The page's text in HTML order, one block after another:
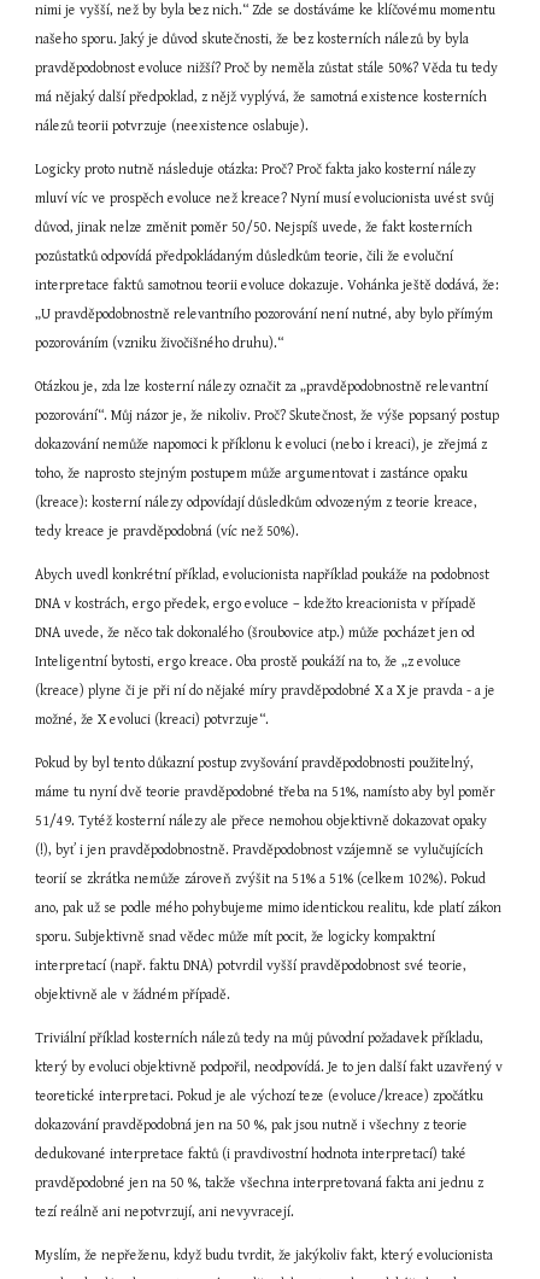
nimi je vyšší, než by byla bez nich.“ Zde se dostáváme ke klíčovému momentu
našeho sporu. Jaký je důvod skutečnosti, že bez kosterních nálezů by byla
pravděpodobnost evoluce nižší? Proč by neměla zůstat stále 50%? Věda tu tedy
má nějaký další předpoklad, z nějž vyplývá, že samotná existence kosterních
nálezů teorii potvrzuje (neexistence oslabuje).
Logicky proto nutně následuje otázka: Proč? Proč fakta jako kosterní nálezy
mluví víc ve prospěch evoluce než kreace? Nyní musí evolucionista uvést svůj
důvod, jinak nelze změnit poměr 50/50. Nejspíš uvede, že fakt kosterních
pozůstatků odpovídá předpokládaným důsledkům teorie, čili že evoluční
interpretace faktů samotnou teorii evoluce dokazuje. Vohánka ještě dodává, že:
„U pravděpodobnostně relevantního pozorování není nutné, aby bylo přímým
pozorováním (vzniku živočišného druhu).“
Otázkou je, zda lze kosterní nálezy označit za „pravděpodobnostně relevantní
pozorování“. Můj názor je, že nikoliv. Proč? Skutečnost, že výše popsaný postup
dokazování nemůže napomoci k příklonu k evoluci (nebo i kreaci), je zřejmá z
toho, že naprosto stejným postupem může argumentovat i zastánce opaku
(kreace): kosterní nálezy odpovídají důsledkům odvozeným z teorie kreace,
tedy kreace je pravděpodobná (víc než 50%).
Abych uvedl konkrétní příklad, evolucionista například poukáže na podobnost
DNA v kostrách, ergo předek, ergo evoluce – kdežto kreacionista v případě
DNA uvede, že něco tak dokonalého (šroubovice atp.) může pocházet jen od
Inteligentní bytosti, ergo kreace. Oba prostě poukáží na to, že „z evoluce
(kreace) plyne či je při ní do nějaké míry pravděpodobné X a X je pravda - a je
možné, že X evoluci (kreaci) potvrzuje“.
Pokud by byl tento důkazní postup zvyšování pravděpodobnosti použitelný,
máme tu nyní dvě teorie pravděpodobné třeba na 51%, namísto aby byl poměr
51/49. Tytéž kosterní nálezy ale přece nemohou objektivně dokazovat opaky
(!), byť i jen pravděpodobnostně. Pravděpodobnost vzájemně se vylučujících
teorií se zkrátka nemůže zároveň zvýšit na 51% a 51% (celkem 102%). Pokud
ano, pak už se podle mého pohybujeme mimo identickou realitu, kde platí zákon
sporu. Subjektivně snad vědec může mít pocit, že logicky kompaktní
interpretací (např. faktu DNA) potvrdil vyšší pravděpodobnost své teorie,
objektivně ale v žádném případě.
Triviální příklad kosterních nálezů tedy na můj původní požadavek příkladu,
který by evoluci objektivně podpořil, neodpovídá. Je to jen další fakt uzavřený v
teoretické interpretaci. Pokud je ale výchozí teze (evoluce/kreace) zpočátku
dokazování pravděpodobná jen na 50 %, pak jsou nutně i všechny z teorie
dedukované interpretace faktů (i pravdivostní hodnota interpretací) také
pravděpodobné jen na 50 %, takže všechna interpretovaná fakta ani jednu z
tezí reálně ani nepotvrzují, ani nevyvracejí.
Myslím, že nepřeženu, když budu tvrdit, že jakýkoliv fakt, který evolucionista